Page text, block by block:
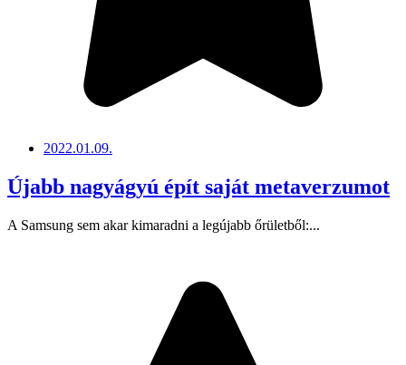
2022.01.09.
Újabb nagyágyú épít saját metaverzumot
A Samsung sem akar kimaradni a legújabb őrületből:...